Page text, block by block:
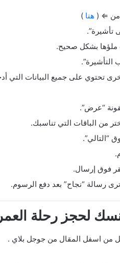
من ⇐ ( هنا )
تأشيرة”.
ملؤها بشكل صحيح.
تحتوي على جميع البيانات التي
“عرض”.
من الباقات التي تناسبك.
“التالي”.
فوق إرسال.
رسالة “نجاح” بعد دفع الرسوم.
لحجز رحلة
من اسفل المقال من جوجل بلاي .